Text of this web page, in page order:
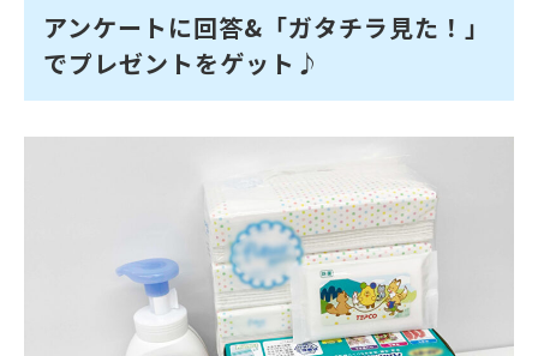
アンケートに回答&「ガタチラ見た！」
でプレゼントをゲット♪